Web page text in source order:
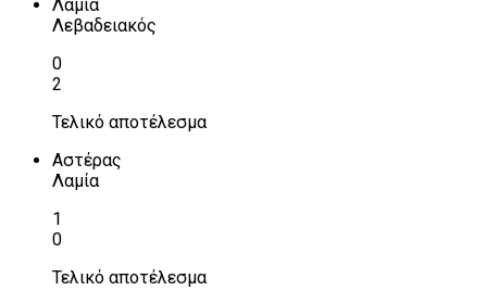
Λαμία
Λεβαδειακός
0
2
Τελικό αποτέλεσμα
Αστέρας
Λαμία
1
0
Τελικό αποτέλεσμα